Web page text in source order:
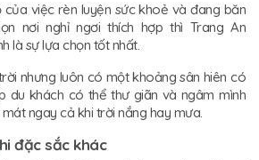
của việc rèn luyện sức khoẻ và đang băn
nơi nghỉ ngơi thích hợp thì Trang An
là sự lựa chọn tốt nhất.
nhưng luôn có một khoảng sân hiên có
du khách có thể thư giãn và ngâm mình
ngay cả khi trời nắng hay mưa.
đặc sắc khác